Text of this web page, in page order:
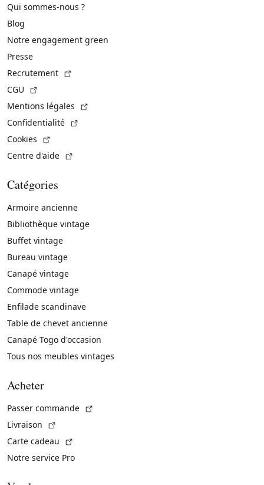
Qui sommes-nous ?
Blog
Notre engagement green
Presse
Recrutement
CGU
Mentions légales
Confidentialité
Cookies
Centre d'aide
Catégories
Armoire ancienne
Bibliothèque vintage
Buffet vintage
Bureau vintage
Canapé vintage
Commode vintage
Enfilade scandinave
Table de chevet ancienne
Canapé Togo d'occasion
Tous nos meubles vintages
Acheter
Passer commande
Livraison
Carte cadeau
Notre service Pro